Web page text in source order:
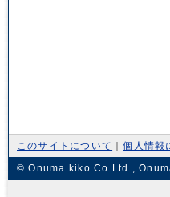
このサイトについて ｜個人情報
© Onuma kiko Co.Ltd.,